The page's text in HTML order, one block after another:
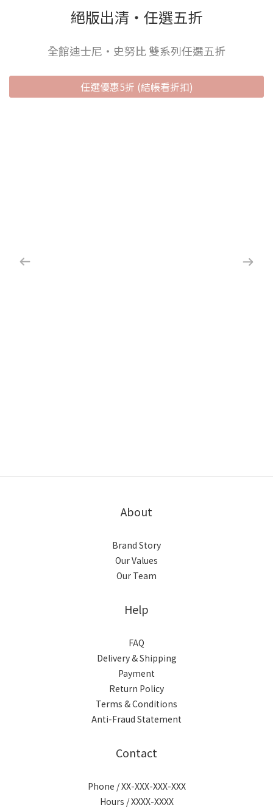
絕版出清‧任選五折
全館迪士尼‧史努比 雙系列任選五折
任選優惠5折 (結帳看折扣)
About
Brand Story
Our Values
Our Team
Help
FAQ
Delivery & Shipping
Payment
Return Policy
Terms & Conditions
Anti-Fraud Statement
Contact
Phone / XX-XXX-XXX-XXX
Hours / XXXX-XXXX